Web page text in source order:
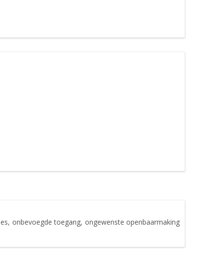
onbevoegde toegang, ongewenste openbaarmaking